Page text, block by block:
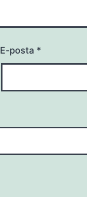
E-posta *